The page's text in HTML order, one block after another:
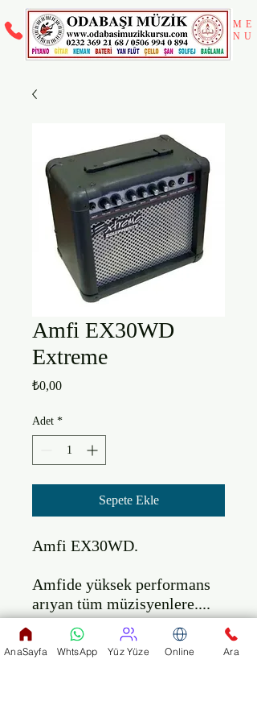
ME
NU
Amfi EX30WD
Extreme
₺0,00Fiyat
Adet *
Sepete Ekle
Amfi EX30WD.
Amfide yüksek performans
arıyan tüm müzisyenlere....
Özellikleri:
AnaSayfa WhtsApp Yüz Yüze Online Ara